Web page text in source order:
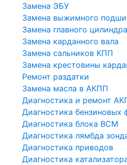
Замена ЭБУ
Замена выжимного
Замена главного
Замена карданного вала
Замена сальников КПП
Замена крестовины
Ремонт раздатки
Замена масла в АКПП
Диагностика и ремонт
Диагностика бензиновых
Диагностика блока BCM
Диагностика лямбда
Диагностика приводов
Диагностика